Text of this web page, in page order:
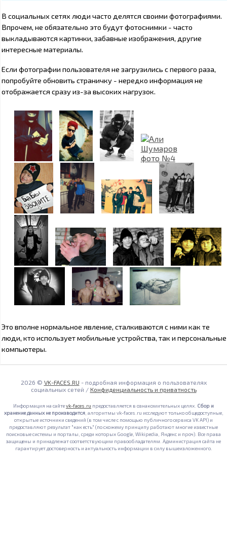
В социальных сетях люди часто делятся своими фотографиями.
Впрочем, не обязательно это будут фотоснимки - часто
выкладываются картинки, забавные изображения, другие
интересные материалы.
Если фотографии пользователя не загрузились с первого раза,
попробуйте обновить страничку - нередко информация не
отображается сразу из-за высоких нагрузок.
Это вполне нормальное явление, сталкиваются с ними как те
люди, кто использует мобильные устройства, так и персональные
компьютеры.
2026 © VK-FACES.RU - подробная информация о пользователях
социальных сетей / Конфиденциальность и приватность
Информация на сайтеvk-faces.ru предоставляется в ознакомительных целях. Сбор и
хранение данных не производится, алгоритмы vk-faces.ru исследуют только общедоступные,
открытые источники сведений (в том числе с помощью публичного сервиса VK API) и
предоставляют результат "как есть" (по схожему принципу работают многие известные
поисковые системы и порталы, среди которых Google, Wikipedia, Яндекс и проч). Все права
защищены и принадлежат соответствующим правообладателям. Администрация сайта не
гарантирует достоверность и актуальность информации в силу вышеизложенного.